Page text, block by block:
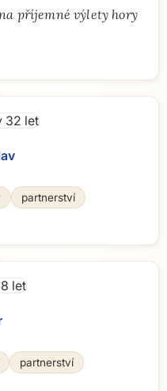
příjemné výlety hory
partnerství
partnerství